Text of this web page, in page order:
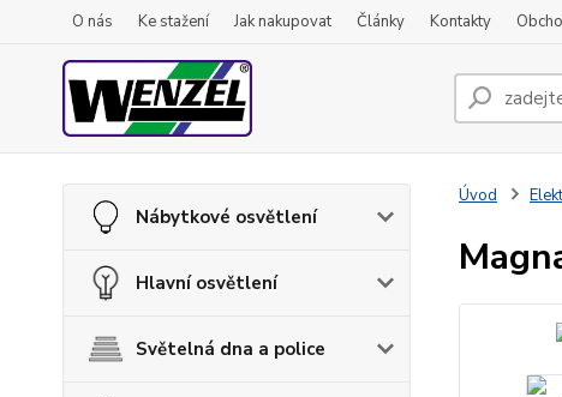
O nás Ke stažení Jak nakupovat Články Kontakty
Nábytkové osvětlení
Hlavní osvětlení
Světelná dna a police
Úvod